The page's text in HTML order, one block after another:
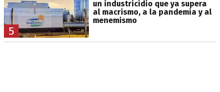
5
un industricidio que ya supera
al macrismo, a la pandemia y al
menemismo